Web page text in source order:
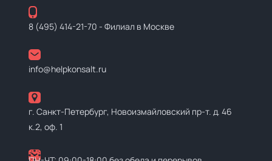
8 (495) 414-21-70 - Филиал в Москве
info@helpkonsalt.ru
г. Санкт-Петербург, Новоизмайловский пр-т. д. 46
к.2, оф. 1